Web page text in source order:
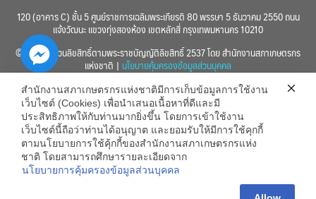
120 (อาคาร C) ชั้น 5 ศูนย์ราชการเฉลิมพระเกียรติ 80 พรรษา 5 ธันวาคม 2550 ถนน
แจ้งวัฒนะ แขวงทุ่งสองห้อง เขตหลักสี่ กรุงเทพมหานคร 10210
© 2560 สงวนลิขสิทธิ์ตามพระราชบัญญัติลิขสิทธิ์ 2537 โดย สำนักงานสภาเกษตรกร
แห่งชาติ | นโยบายคุ้มครองข้อมูลส่วนบุคคล
สำนักงานสภาเกษตรกรแห่งชาติมีการเก็บข้อมูลการใช้งาน
เว็บไซต์ (Cookies) เพื่อนำเสนอเนื้อหาที่ดีและมี
ประสิทธิภาพให้กับท่านมากยิ่งขึ้น โดยการเข้าใช้งาน
เว็บไซต์นี้ถือว่าท่านได้อนุญาต และยอมรับให้มีการใช้คุกกี้
ตามนโยบายการใช้คุ้กกี้ของสำนักงานสภาเกษตรกรแห่ง
ชาติ โดยสามารถศึกษารายละเอียดจาก
นโยบายการคุ้มครองข้อมูลส่วนบุคคล
Hide
chaty